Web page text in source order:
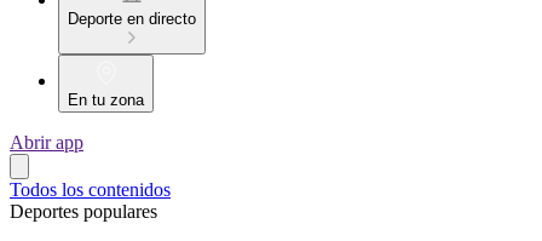
Deporte en directo
En tu zona
Abrir app
Todos los contenidos
Deportes populares